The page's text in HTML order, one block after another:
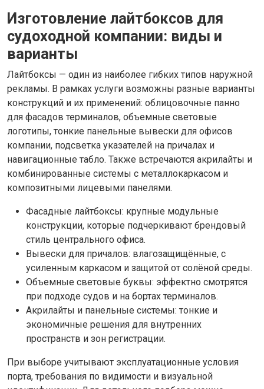
Изготовление лайтбоксов для
судоходной компании: виды и
варианты
Лайтбоксы — один из наиболее гибких типов наружной
рекламы. В рамках услуги возможны разные варианты
конструкций и их применений: облицовочные панно
для фасадов терминалов, объемные световые
логотипы, тонкие панельные вывески для офисов
компании, подсветка указателей на причалах и
навигационные табло. Также встречаются акрилайты и
комбинированные системы с металлокаркасом и
композитными лицевыми панелями.
Фасадные лайтбоксы: крупные модульные
конструкции, которые подчеркивают брендовый
стиль центрального офиса.
Вывески для причалов: влагозащищённые, с
усиленным каркасом и защитой от солёной среды.
Объемные световые буквы: эффектно смотрятся
при подходе судов и на бортах терминалов.
Акрилайты и панельные системы: тонкие и
экономичные решения для внутренних
пространств и зон регистрации.
При выборе учитывают эксплуатационные условия
порта, требования по видимости и визуальной